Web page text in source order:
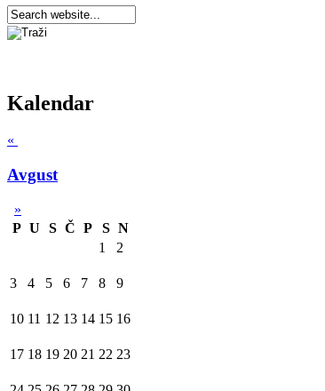
Kalendar
«
Avgust
»
P U S Č P S N
1
2
3 4 5 6 7 8 9
10 11 12 13 14 15 16
17 18 19 20 21 22 23